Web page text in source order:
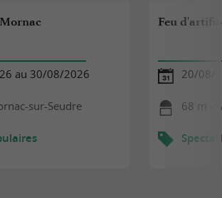
au 30/08/2026
sur-Seudre
Feu
20/08/
68 m -